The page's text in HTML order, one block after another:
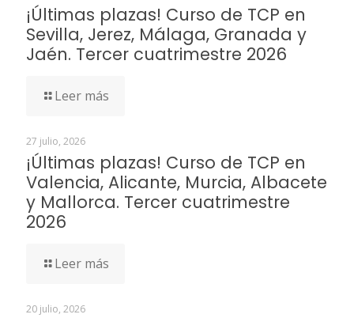
¡Últimas plazas! Curso de TCP en
Sevilla, Jerez, Málaga, Granada y
Jaén. Tercer cuatrimestre 2026
Leer más
27 julio, 2026
¡Últimas plazas! Curso de TCP en
Valencia, Alicante, Murcia, Albacete
y Mallorca. Tercer cuatrimestre
2026
Leer más
20 julio, 2026